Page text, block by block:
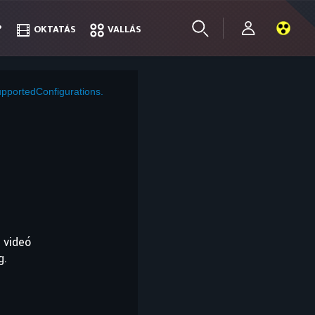
OKTATÁS VALLÁS
OKTATÁS VALLÁS